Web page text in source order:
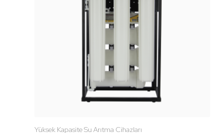
Yüksek Kapasite Su Arıtma Cihazları